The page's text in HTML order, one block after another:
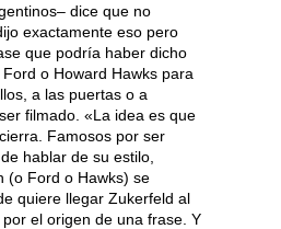
dice que no
exactamente eso pero
que podría haber dicho
o Howard Hawks para
a las puertas o a
filmado. «La idea es que
Famosos por ser
hablar de su estilo,
(o Ford o Hawks) se
quiere llegar Zukerfeld al
el origen de una frase. Y